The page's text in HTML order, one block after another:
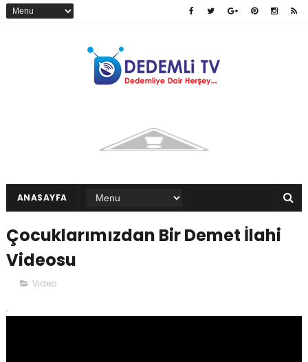
ANASAYFA
Çocuklarımızdan Bir Demet İlahi
Videosu
Video